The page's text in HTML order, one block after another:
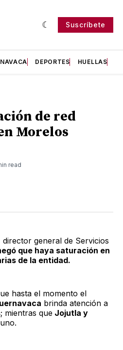
Suscríbete
DEPORTES HUELLAS
de red
Morelos
read
general de Servicios
que haya saturación en
de la entidad.
hasta el momento el
brinda atención a
; mientras que Jojutla y